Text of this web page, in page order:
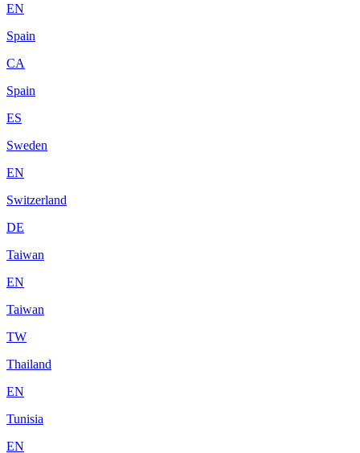
EN
Spain
CA
Spain
ES
Sweden
EN
Switzerland
DE
Taiwan
EN
Taiwan
TW
Thailand
EN
Tunisia
EN